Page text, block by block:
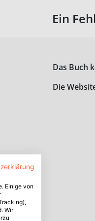
Ein
Das Buch
Die
Einige von
Wir